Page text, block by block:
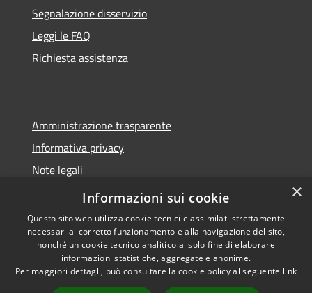
Segnalazione disservizio
Leggi le FAQ
Richiesta assistenza
Amministrazione trasparente
Informativa privacy
Note legali
Dichiarazione di accessibilità
Accessibilità
Copyright © 2026 • Comune di
San Teodoro • Powered by
×
Informazioni sui cookie
Questo sito web utilizza cookie tecnici e assimilati strettamente
necessari al corretto funzionamento e alla navigazione del sito,
nonché un cookie tecnico analitico al solo fine di elaborare
informazioni statistiche, aggregate e anonime.
Per maggiori dettagli, può consultare la cookie policy al seguente link